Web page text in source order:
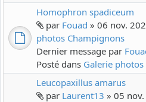
Homophron spadiceum
par Fouad » 06 nov.
photos Champignons
Dernier message par
Posté dans Galerie
Leucopaxillus amarus
par Laurent13 » 05